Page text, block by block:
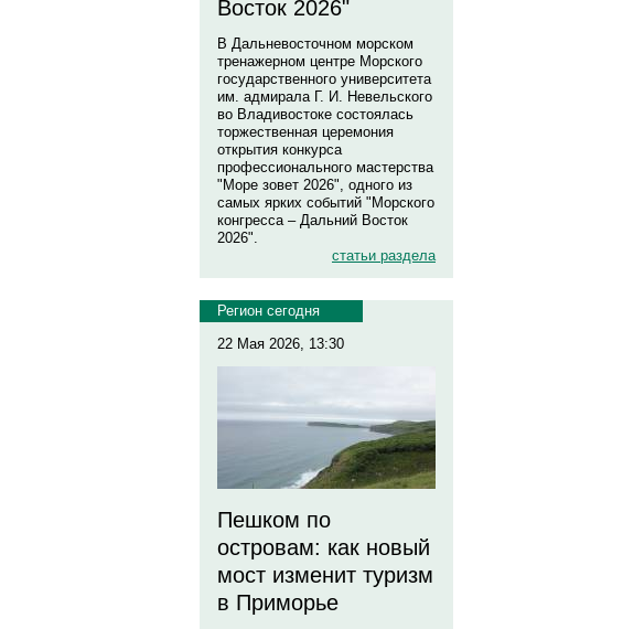
Восток 2026"
В Дальневосточном морском
тренажерном центре Морского
государственного университета
им. адмирала Г. И. Невельского
во Владивостоке состоялась
торжественная церемония
открытия конкурса
профессионального мастерства
"Море зовет 2026", одного из
самых ярких событий "Морского
конгресса – Дальний Восток
2026".
статьи раздела
Регион сегодня
22 Мая 2026, 13:30
Пешком по
островам: как новый
мост изменит туризм
в Приморье